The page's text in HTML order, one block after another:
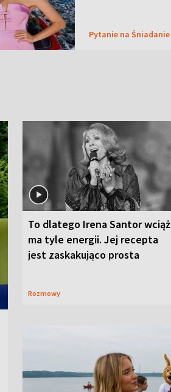
Pytanie na Śniadanie
To dlatego Irena Santor wciąż
ma tyle energii. Jej recepta
jest zaskakująco prosta
Rozmowy